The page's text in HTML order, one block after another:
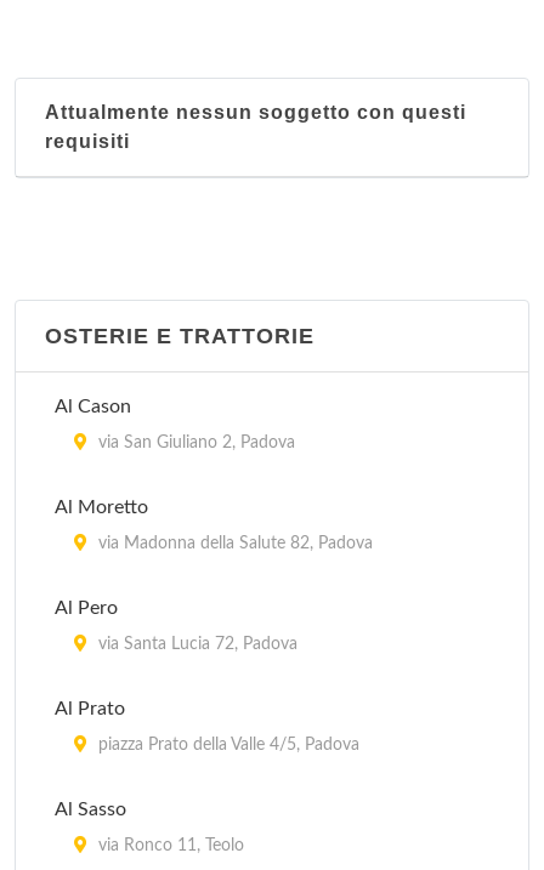
Attualmente nessun soggetto con questi
requisiti
OSTERIE E TRATTORIE
Al Cason
via San Giuliano 2, Padova
Al Moretto
via Madonna della Salute 82, Padova
Al Pero
via Santa Lucia 72, Padova
Al Prato
piazza Prato della Valle 4/5, Padova
Al Sasso
via Ronco 11, Teolo